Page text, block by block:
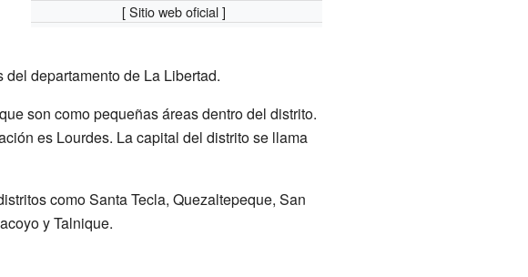
[ Sitio web oficial ]
departamento de La Libertad.
son como pequeñas áreas dentro del distrito.
es Lourdes. La capital del distrito se llama
como Santa Tecla, Quezaltepeque, San
y Talnique.